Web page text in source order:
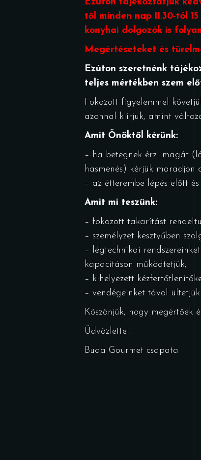
Ezúton tájékoztatjuk
től minden nap 11.30-tól
konyhai dolgozók is
Megértéseteket és
Ezúton szeretnénk
teljes mértékben szem
Fokozott figyelemmel
azonnal kiírjuk, amint
Amit Önöktől kérünk:
– ha betegnek érzi magát
hasmenés) kérjük maradjon
– az étterembe lépés előtt
Amit mi teszünk:
– fokozott takarítást
– személyzet kesztyűben
– légtechnikai
kapacitáson működtetjük;
– kihelyezett
– vendégeinket távol
Köszönjük, hogy megértőek
Üdvözlettel.
Buda Gourmet csapata